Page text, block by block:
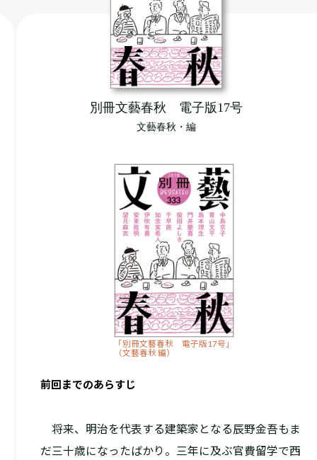
別冊文藝春秋 電子版17号
文藝春秋・編
「別冊文藝春秋 電子版17号」
（文藝春秋 編）
前回までのあらすじ
将来、明治を代表する建築家となる辰野金吾もま
だ三十歳になったばかり。三年に及ぶ官費留学で西